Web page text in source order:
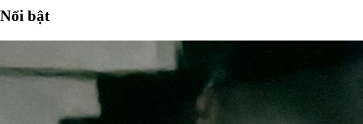
Nổi bật